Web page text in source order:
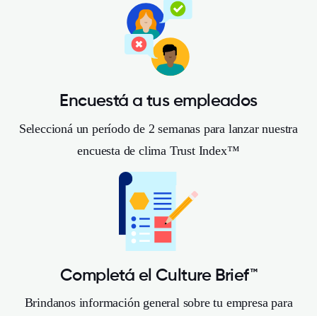
Encuestá a tus empleados
Seleccioná un período de 2 semanas para lanzar nuestra
encuesta de clima Trust Index™
Completá el Culture Brief™
Brindanos información general sobre tu empresa para